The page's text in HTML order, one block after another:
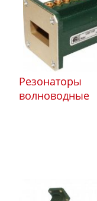
Резонаторы
волноводные